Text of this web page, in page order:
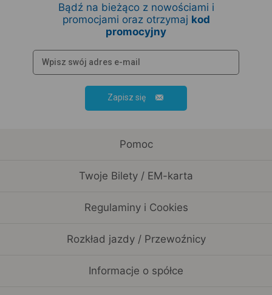
Bądź na bieżąco z nowościami i
promocjami oraz otrzymaj kod
promocyjny
Zapisz się
Pomoc
Twoje Bilety / EM-karta
Regulaminy i Cookies
Rozkład jazdy / Przewoźnicy
Informacje o spółce